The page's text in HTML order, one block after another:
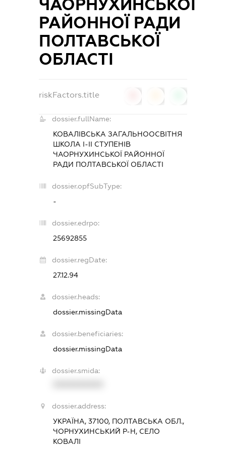
ЧАОРНУХИНСЬКОЇ
РАЙОННОЇ РАДИ
ПОЛТАВСЬКОЇ
ОБЛАСТІ
riskFactors.title
dossier.fullName:
КОВАЛІВСЬКА ЗАГАЛЬНООСВІТНЯ
ШКОЛА I-II СТУПЕНІВ
ЧАОРНУХИНСЬКОЇ РАЙОННОЇ
РАДИ ПОЛТАВСЬКОЇ ОБЛАСТІ
dossier.opfSubType:
-
dossier.edrpo:
25692855
dossier.regDate:
27.12.94
dossier.heads:
dossier.missingData
dossier.beneficiaries:
dossier.missingData
dossier.smida:
dossier.address:
УКРАЇНА, 37100, ПОЛТАВСЬКА ОБЛ.,
ЧОРНУХИНСЬКИЙ Р-Н, СЕЛО
КОВАЛІ